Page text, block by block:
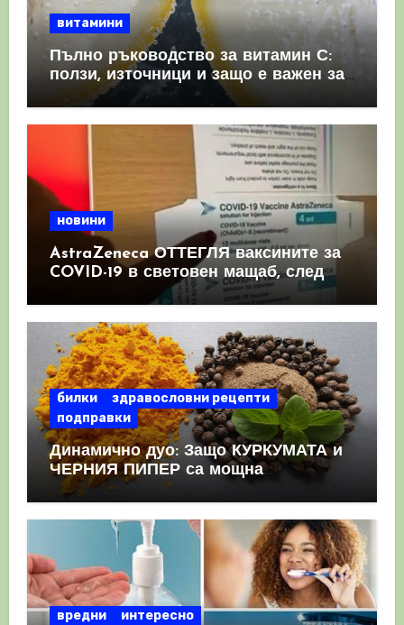
витамини
Пълно ръководство за витамин С:
ползи, източници и защо е важен за
имунната система
новини
AstraZeneca ОТТЕГЛЯ ваксините за
COVID-19 в световен мащаб, след
като призна, че те причиняват
КРЪВНИ съсиреци
билки
здравословни рецепти
подправки
Динамично дуо: Защо КУРКУМАТА и
ЧЕРНИЯ ПИПЕР са мощна
комбинация
вредни интересно